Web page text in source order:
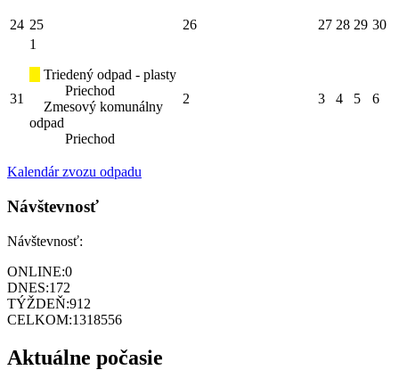
24 25 26 27 28 29 30
31
1
Triedený odpad - plasty
Priechod
Zmesový komunálny
odpad
Priechod
2 3 4 5 6
Kalendár zvozu odpadu
Návštevnosť
Návštevnosť:
ONLINE:0
DNES:172
TÝŽDEŇ:912
CELKOM:1318556
Aktuálne počasie